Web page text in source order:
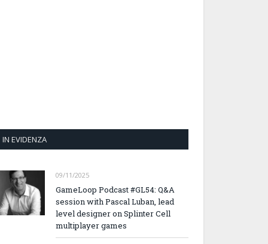
IN EVIDENZA
09/11/2025
GameLoop Podcast #GL54: Q&A
session with Pascal Luban, lead
level designer on Splinter Cell
multiplayer games